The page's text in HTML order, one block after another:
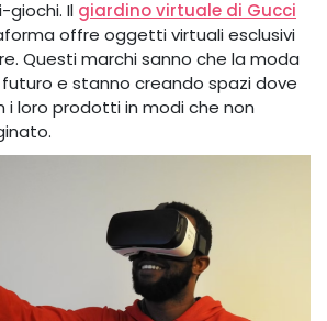
giochi. Il giardino virtuale di Gucci
offre oggetti virtuali esclusivi
Questi marchi sanno che la moda
e stanno creando spazi dove
i loro prodotti in modi che non